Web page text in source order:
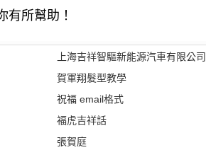
有所幫助！
上海吉祥智驅新能源汽車有限公司
賀軍翔髮型教學
祝福 email格式
福虎吉祥話
張賀庭